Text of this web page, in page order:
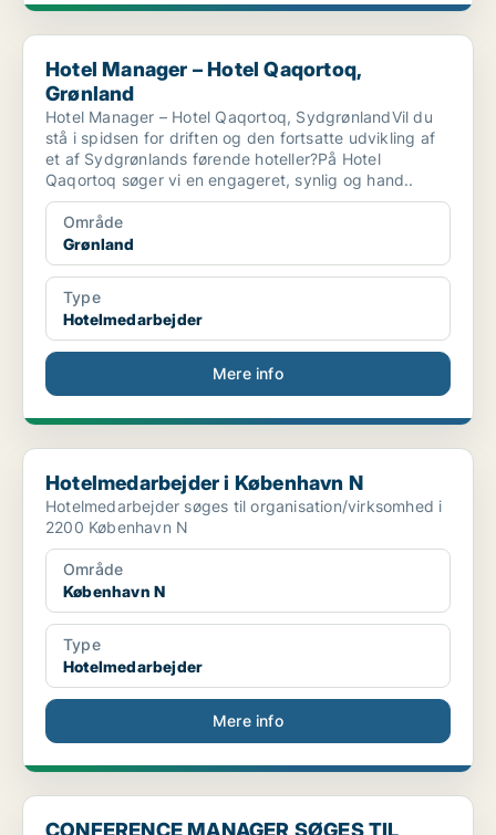
Hotel Manager – Hotel Qaqortoq, Grønland
Hotel Manager – Hotel Qaqortoq,
Grønland
Hotel Manager – Hotel Qaqortoq, SydgrønlandVil du
stå i spidsen for driften og den fortsatte udvikling af
et af Sydgrønlands førende hoteller?På Hotel
Qaqortoq søger vi en engageret, synlig og hand..
Område
Grønland
Type
Hotelmedarbejder
Mere info
Hotelmedarbejder i København N
Hotelmedarbejder i København N
Hotelmedarbejder søges til organisation/virksomhed i
2200 København N
Område
København N
Type
Hotelmedarbejder
Mere info
CONFERENCE MANAGER SØGES TIL TRINITY HOTEL &
CONFERENCE MANAGER SØGES TIL